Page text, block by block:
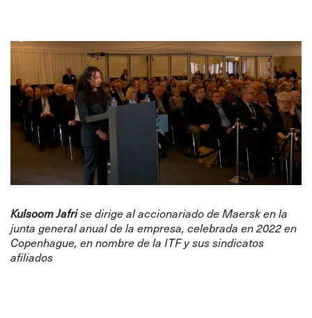
Kulsoom Jafrise dirige al accionariado de Maersk en la
junta general anual de la empresa, celebrada en 2022 en
Copenhague, en nombre de la ITF y sus sindicatos
afiliados